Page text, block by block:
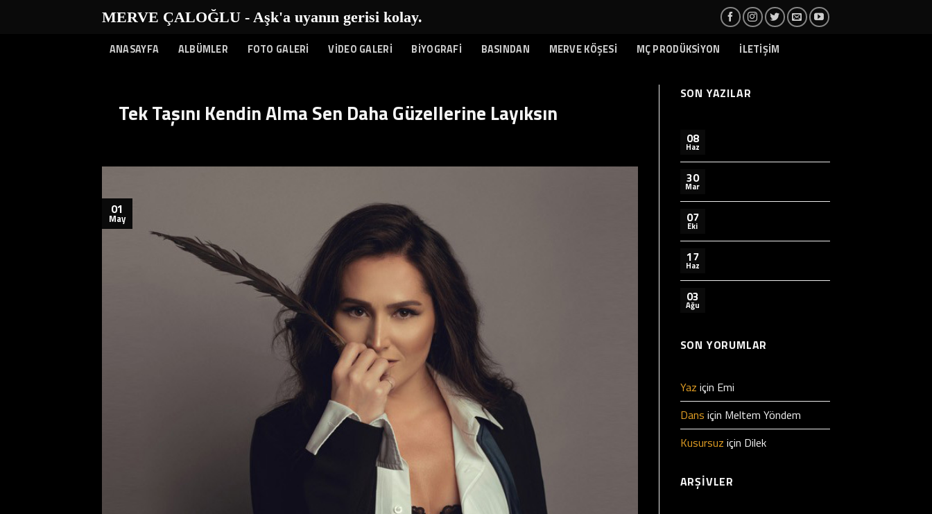
MERVE ÇALOĞLU - Aşk'a uyanın gerisi kolay...
ANASAYFA ALBÜMLER FOTO GALERİ VİDEO GALERİ BİYOGRAFİ BASINDAN MERVE KÖŞESİ MÇ PRODÜKSİYON İLETİŞİM
Tek Taşını Kendin Alma Sen Daha Güzellerine Layıksın
01
May
SON YAZILAR
08
Haz
30
Mar
07
Eki
17
Haz
03
Ağu
SON YORUMLAR
Yaz için Emi
Dans için Meltem Yöndem
Kusursuz için Dilek
ARŞIVLER